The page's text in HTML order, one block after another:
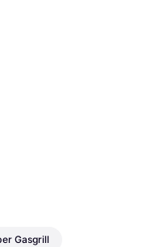
Gasgrill